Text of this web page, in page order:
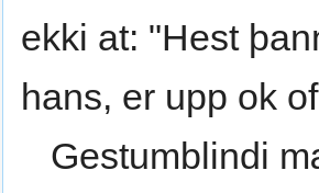
ekki at: "Hest
hans, er upp ok
Gestumblindi